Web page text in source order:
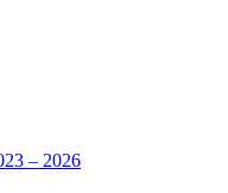
– 2026